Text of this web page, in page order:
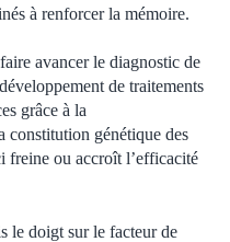
à renforcer la mémoire.
avancer le diagnostic de
de traitements
grâce à la
constitution génétique des
freine ou accroît l’efficacité
le doigt sur le facteur de